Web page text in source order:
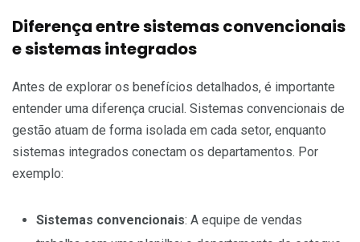
Diferença entre sistemas convencionais
e sistemas integrados
Antes de explorar os benefícios detalhados, é importante
entender uma diferença crucial. Sistemas convencionais de
gestão atuam de forma isolada em cada setor, enquanto
sistemas integrados conectam os departamentos. Por
exemplo:
Sistemas convencionais: A equipe de vendas